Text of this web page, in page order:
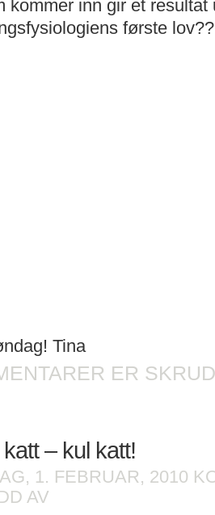
kommer inn gir et
første
Tina
ER
– kul katt!
1. FEBRUAR, 2010
AV